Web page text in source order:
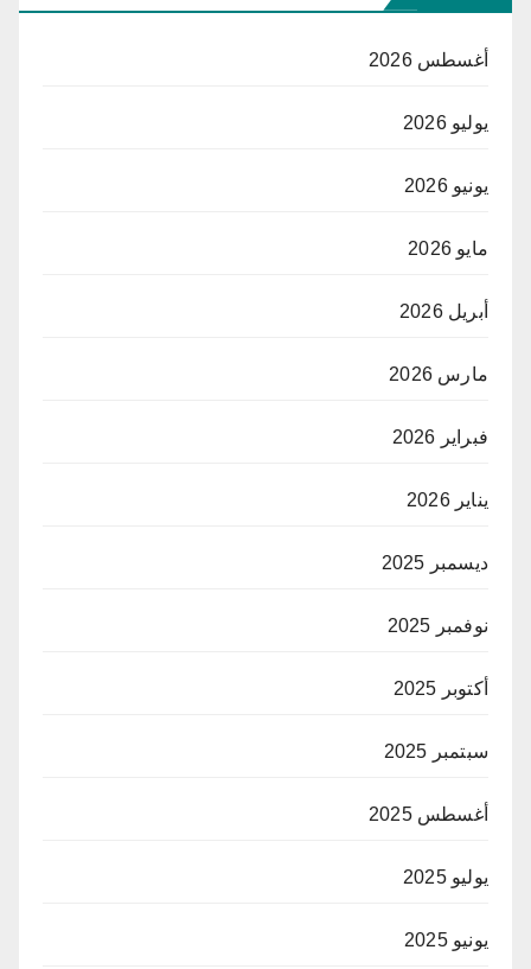
أغسطس 2026
يوليو 2026
يونيو 2026
مايو 2026
أبريل 2026
مارس 2026
فبراير 2026
يناير 2026
ديسمبر 2025
نوفمبر 2025
أكتوبر 2025
سبتمبر 2025
أغسطس 2025
يوليو 2025
يونيو 2025